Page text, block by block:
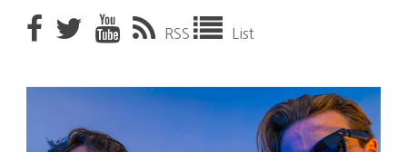
RSS List